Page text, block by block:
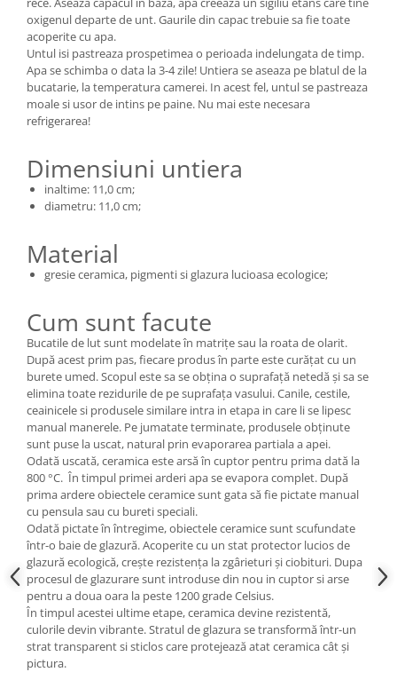
oxigenul departe de unt. Gaurile din capac trebuie sa fie toate
acoperite cu apa.
Untul isi pastreaza prospetimea o perioada indelungata de timp.
Apa se schimba o data la 3-4 zile! Untiera se aseaza pe blatul de la
bucatarie, la temperatura camerei. In acest fel, untul se pastreaza
moale si usor de intins pe paine. Nu mai este necesara
refrigerarea!
Dimensiuni untiera
inaltime: 11,0 cm;
diametru: 11,0 cm;
Material
gresie ceramica, pigmenti si glazura lucioasa ecologice;
Cum sunt facute
Bucatile de lut sunt modelate în matrițe sau la roata de olarit.
După acest prim pas, fiecare produs în parte este curățat cu un
burete umed. Scopul este sa se obțina o suprafață netedă și sa se
elimina toate rezidurile de pe suprafața vasului. Canile, cestile,
ceainicele si produsele similare intra in etapa in care li se lipesc
manual manerele. Pe jumatate terminate, produsele obținute
sunt puse la uscat, natural prin evaporarea partiala a apei.
Odată uscată, ceramica este arsă în cuptor pentru prima dată la
800 °C. În timpul primei arderi apa se evapora complet. După
prima ardere obiectele ceramice sunt gata să fie pictate manual
cu pensula sau cu bureti speciali.
Odată pictate în întregime, obiectele ceramice sunt scufundate
într-o baie de glazură. Acoperite cu un stat protector lucios de
glazură ecologică, crește rezistența la zgârieturi și ciobituri. Dupa
procesul de glazurare sunt introduse din nou in cuptor si arse
pentru a doua oara la peste 1200 grade Celsius.
În timpul acestei ultime etape, ceramica devine rezistentă,
culorile devin vibrante. Stratul de glazura se transformă într-un
strat transparent si sticlos care protejează atat ceramica cât și
pictura.